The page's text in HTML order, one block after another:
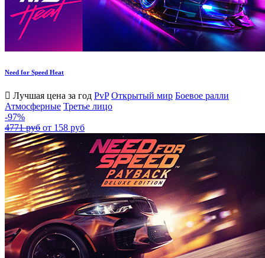
Need for Speed Heat
Лучшая цена за год PvP Открытый мир Боевое ралли
Атмосферные Третье лицо
-97%
4771 руб от 158 руб